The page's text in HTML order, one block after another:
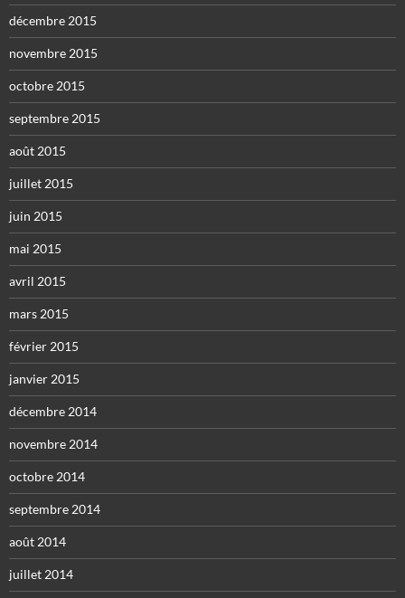
décembre 2015
novembre 2015
octobre 2015
septembre 2015
août 2015
juillet 2015
juin 2015
mai 2015
avril 2015
mars 2015
février 2015
janvier 2015
décembre 2014
novembre 2014
octobre 2014
septembre 2014
août 2014
juillet 2014